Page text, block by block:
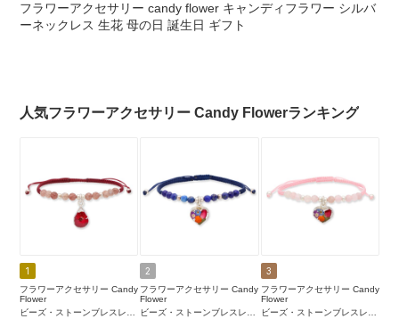
フラワーアクセサリー candy flower キャンディフラワー シルバ
ーネックレス 生花 母の日 誕生日 ギフト
人気フラワーアクセサリー Candy Flowerランキング
1
フラワーアクセサリー Candy
Flower
ビーズ・ストーンブレスレッ
2
フラワーアクセサリー Candy
Flower
ビーズ・ストーンブレスレッ
3
フラワーアクセサリー Candy
Flower
ビーズ・ストーンブレスレッ